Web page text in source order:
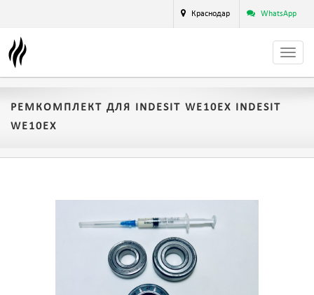
Краснодар WhatsApp
РЕМКОМПЛЕКТ ДЛЯ INDESIT WE10EX INDESIT
WE10EX